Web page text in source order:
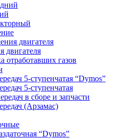
двигателя
двигателя
отработавших газов
5-ступенчатая “Dymos”
5-ступенчатая
в сборе и запчасти
(Арзамас)
“Dymos”